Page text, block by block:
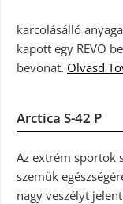
karcolásálló
kapott egy REVO
bevonat. Olvasd
Arctica S-42 P
Az extrém sportok
szemük
nagy veszélyt